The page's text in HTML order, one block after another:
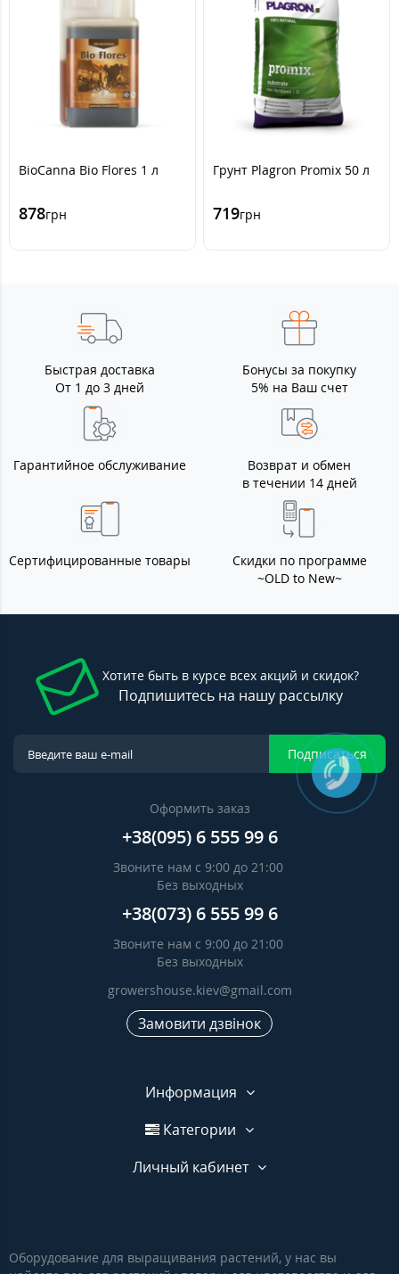
BioCanna Bio Flores 1 л
878грн
Грунт Plagron Promix 50 л
719грн
Быстрая доставка
От 1 до 3 дней
Бонусы за покупку
5% на Ваш счет
Гарантийное обслуживание
Возврат и обмен
в течении 14 дней
Сертифицированные товары
Скидки по программе
~OLD to New~
Хотите быть в курсе всех акций и скидок?
Подпишитесь на нашу рассылку
Подписаться
Оформить заказ
+38(095) 6 555 99 6
Звоните нам с 9:00 до 21:00
Без выходных
+38(073) 6 555 99 6
Звоните нам с 9:00 до 21:00
Без выходных
growershouse.kiev@gmail.com
Замовити дзвінок
Информация
Категории
Личный кабинет
Оборудование для выращивания растений, у нас вы